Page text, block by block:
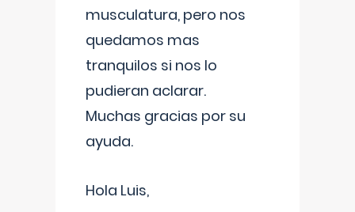
musculatura, pero nos
quedamos mas
tranquilos si nos lo
pudieran aclarar.
Muchas gracias por su
ayuda.
Hola Luis,